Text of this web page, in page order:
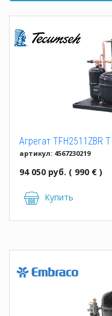
Агрегат TFH2511ZBR
артикул: 4567230219
94 050 руб. ( 990 € )
Купить